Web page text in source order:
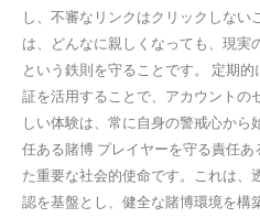
し、不審なリンクはクリックしない
は、どんなに親しくなっても、現実
という鉄則を守ることです。 定期
証を活用することで、アカウントの
しい体験は、常に自身の警戒心から
任ある賭博 プレイヤーを守る責任
た重要な社会的使命です。これは、
認を基盤とし、健全な賭博環境を構